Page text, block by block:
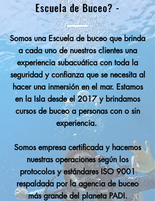
Escuela de Buceo? -
Somos una Escuela de buceo que brinda
a cada uno de nuestros clientes una
experiencia subacuática con toda la
seguridad y confianza que se necesita al
hacer una inmersión en el mar. Estamos
en la Isla desde el 2017 y brindamos
cursos de buceo a personas con o sin
experiencia.
Somos empresa certificada y hacemos
nuestras operaciones según los
protocolos y estándares ISO 9001
respaldada por la agencia de buceo
más grande del planeta PADI.